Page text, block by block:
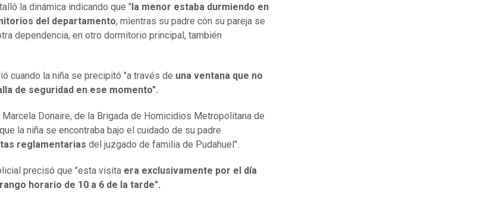
la dinámica indicando que "la menor estaba durmiendo en
del departamento, mientras su padre con su pareja se
dependencia, en otro dormitorio principal, también
cuando la niña se precipitó "a través de una ventana que no
de seguridad en ese momento".
Donaire, de la Brigada de Homicidios Metropolitana de
la niña se encontraba bajo el cuidado de su padre
reglamentarias del juzgado de familia de Pudahuel".
precisó que "esta visita era exclusivamente por el día
horario de 10 a 6 de la tarde".